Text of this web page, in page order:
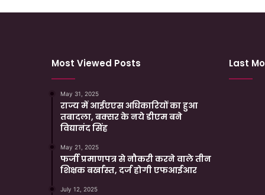
Most Viewed Posts
May 31, 2025
राज्य में आईएएस अधिकारियों का हुआ
तबादला, बक्सर के नये डीएम बने
विद्यानंद सिंह
May 21, 2025
फर्जी प्रमाणपत्र से नौकरी करने वाले तीन
शिक्षक बर्खास्त, दर्ज होगी एफआईआर
July 12, 2025
Last